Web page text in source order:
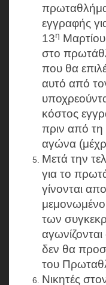
εγγραφής
13η
στο
που θα
αυτό από
κόστος
πριν από τη
αγώνα
Μετά την
για το
γίνονται
των
δεν θα
του
Νικητές